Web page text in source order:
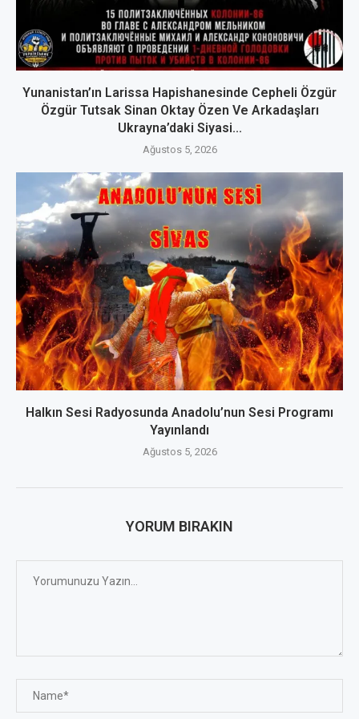
Yunanistan’ın Larissa Hapishanesinde Cepheli Özgür
Özgür Tutsak Sinan Oktay Özen Ve Arkadaşları
Ukrayna’daki Siyasi...
Ağustos 5, 2026
Halkın Sesi Radyosunda Anadolu’nun Sesi Programı
Yayınlandı
Ağustos 5, 2026
YORUM BIRAKIN